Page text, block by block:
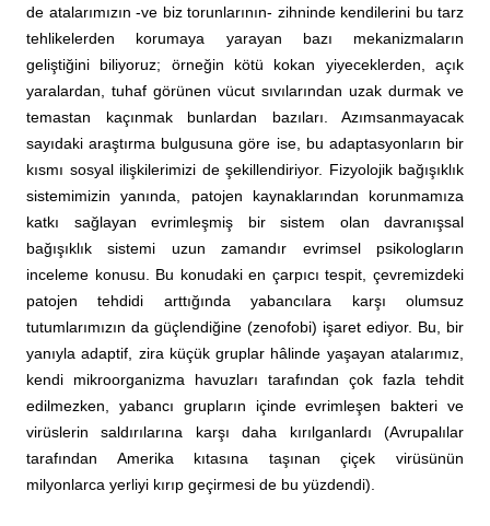
de atalarımızın -ve biz torunlarının- zihninde kendilerini bu tarz
tehlikelerden korumaya yarayan bazı mekanizmaların
geliştiğini biliyoruz; örneğin kötü kokan yiyeceklerden, açık
yaralardan, tuhaf görünen vücut sıvılarından uzak durmak ve
temastan kaçınmak bunlardan bazıları. Azımsanmayacak
sayıdaki araştırma bulgusuna göre ise, bu adaptasyonların bir
kısmı sosyal ilişkilerimizi de şekillendiriyor. Fizyolojik bağışıklık
sistemimizin yanında, patojen kaynaklarından korunmamıza
katkı sağlayan evrimleşmiş bir sistem olan davranışsal
bağışıklık sistemi uzun zamandır evrimsel psikologların
inceleme konusu. Bu konudaki en çarpıcı tespit, çevremizdeki
patojen tehdidi arttığında yabancılara karşı olumsuz
tutumlarımızın da güçlendiğine (zenofobi) işaret ediyor. Bu, bir
yanıyla adaptif, zira küçük gruplar hâlinde yaşayan atalarımız,
kendi mikroorganizma havuzları tarafından çok fazla tehdit
edilmezken, yabancı grupların içinde evrimleşen bakteri ve
virüslerin saldırılarına karşı daha kırılganlardı (Avrupalılar
tarafından Amerika kıtasına taşınan çiçek virüsünün
milyonlarca yerliyi kırıp geçirmesi de bu yüzdendi).